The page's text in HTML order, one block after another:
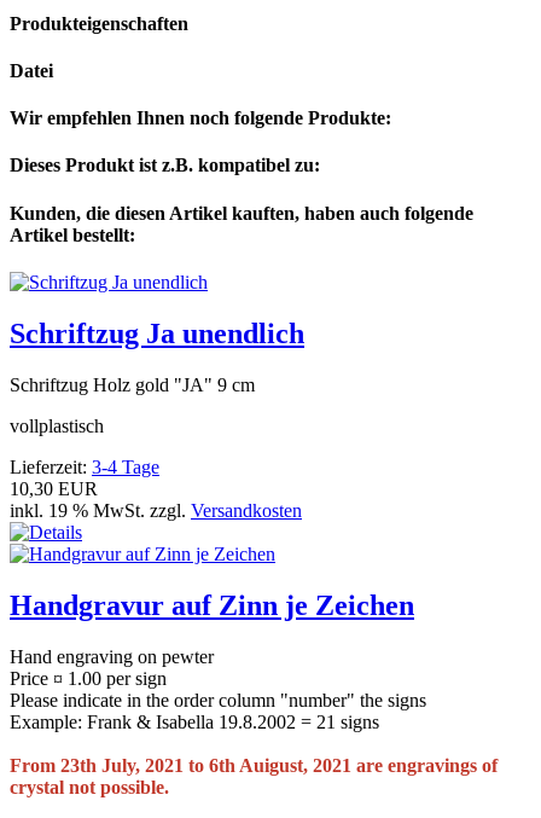
Produkteigenschaften
Datei
Wir empfehlen Ihnen noch folgende Produkte:
Dieses Produkt ist z.B. kompatibel zu:
Kunden, die diesen Artikel kauften, haben auch folgende
Artikel bestellt:
Schriftzug Ja unendlich
Schriftzug Holz gold "JA" 9 cm
vollplastisch
Lieferzeit: 3-4 Tage
10,30 EUR
inkl. 19 % MwSt. zzgl. Versandkosten
Handgravur auf Zinn je Zeichen
Hand engraving on pewter
Price ¤ 1.00 per sign
Please indicate in the order column "number" the signs
Example: Frank & Isabella 19.8.2002 = 21 signs
From 23th July, 2021 to 6th Auigust, 2021 are engravings of
crystal not possible.